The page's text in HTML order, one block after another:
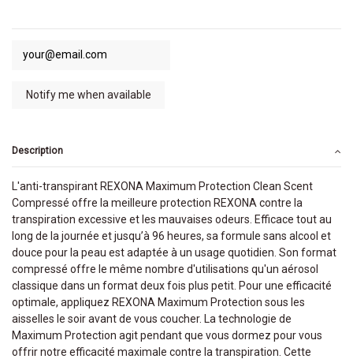
Description
L'anti-transpirant REXONA Maximum Protection Clean Scent
Compressé offre la meilleure protection REXONA contre la
transpiration excessive et les mauvaises odeurs. Efficace tout au
long de la journée et jusqu’à 96 heures, sa formule sans alcool et
douce pour la peau est adaptée à un usage quotidien. Son format
compressé offre le même nombre d'utilisations qu'un aérosol
classique dans un format deux fois plus petit. Pour une efficacité
optimale, appliquez REXONA Maximum Protection sous les
aisselles le soir avant de vous coucher. La technologie de
Maximum Protection agit pendant que vous dormez pour vous
offrir notre efficacité maximale contre la transpiration. Cette